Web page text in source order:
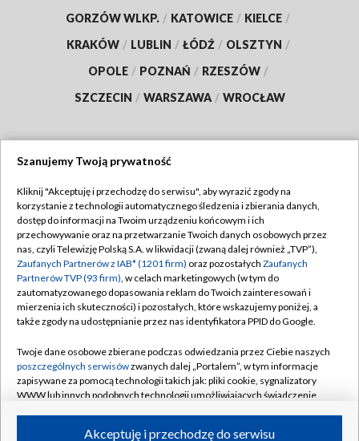
GORZÓW WLKP. / KATOWICE / KIELCE /
KRAKÓW / LUBLIN / ŁÓDŹ / OLSZTYN /
OPOLE / POZNAŃ / RZESZÓW /
SZCZECIN / WARSZAWA / WROCŁAW
TVP
Abonament TVP
Emisja w TVP
Centrum informacji TVP
Naziemna Telewizja Cyfrowa
Rada Programowa
System NOS
Informacje o nadawcy
Regulamin TVP
Polityka prywatności
Moje zgody
Pomoc
Kontakt
Kanały
Szanujemy Twoją prywatność
Kliknij "Akceptuję i przechodzę do serwisu", aby wyrazić zgody na
korzystanie z technologii automatycznego śledzenia i zbierania danych,
dostęp do informacji na Twoim urządzeniu końcowym i ich
przechowywanie oraz na przetwarzanie Twoich danych osobowych przez
nas, czyli Telewizję Polską S.A. w likwidacji (zwaną dalej również „TVP”),
Zaufanych Partnerów z IAB* (1201 firm) oraz pozostałych Zaufanych
Partnerów TVP (93 firm), w celach marketingowych (w tym do
zautomatyzowanego dopasowania reklam do Twoich zainteresowań i
mierzenia ich skuteczności) i pozostałych, które wskazujemy poniżej, a
także zgody na udostępnianie przez nas identyfikatora PPID do Google.
Twoje dane osobowe zbierane podczas odwiedzania przez Ciebie naszych
poszczególnych serwisówzwanych dalej „Portalem”, w tym informacje
zapisywane za pomocą technologii takich jak: pliki cookie, sygnalizatory
WWW lub innych podobnych technologii umożliwiających świadczenie
ruchu w Internecie.Akceptuję i przechodzę do serwisu